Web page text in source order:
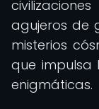
agujeros de
misterios
que impulsa
enigmáticas.